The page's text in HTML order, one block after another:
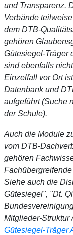
und Transparenz.
Verbände
dem DTB-
gehören
Gütesiegel-Träger
sind ebenfalls
Einzelfall vor Ort
Datenbank und
aufgeführt (Suche
der Schule).
Auch die Module
vom DTB-
gehören
Siehe auch die
Gütesiegel", "Dt.
Mitglieder-Struktur
Gütesiegel-Träger